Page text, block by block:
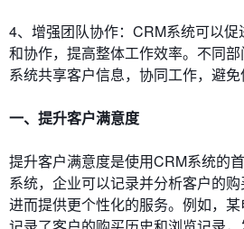
4、增强团队协作：CRM系统可以
和协作，提高整体工作效率。不同
系统共享客户信息，协同工作，避免
一、提升客户满意度
提升客户满意度是使用CRM系统的
系统，企业可以记录并分析客户的购
进而提供更个性化的服务。例如，